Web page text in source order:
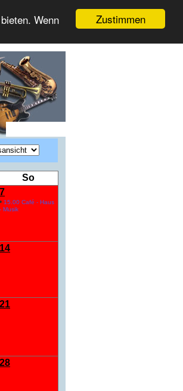
Zustimmen
Wenn
So
7
• 15.00 Café - Haus
- Musik
14
21
28